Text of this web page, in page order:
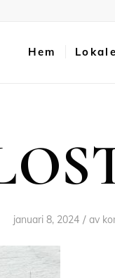
Hem
januari 8, 2024 / av